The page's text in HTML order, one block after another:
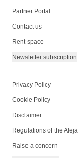
Partner Portal
Contact us
Rent space
Newsletter subscription
Privacy Policy
Cookie Policy
Disclaimer
Regulations of the
Raise a concern